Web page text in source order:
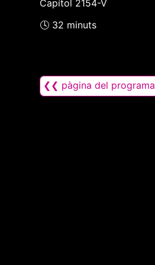
Capítol 2154-V
🕓 32 minuts
❮❮ pàgina del programa